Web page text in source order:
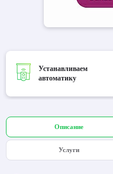
Устанавливаем
автоматику
Описание
Услуги